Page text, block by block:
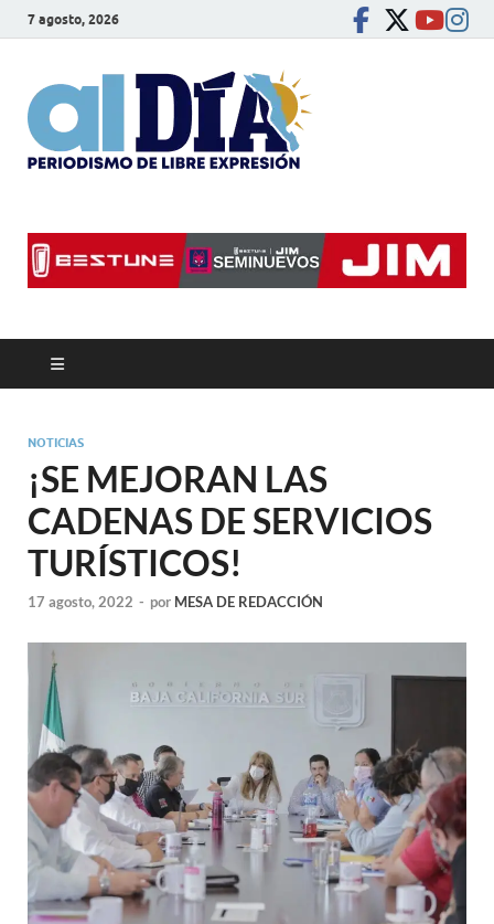
7 agosto, 2026
NOTICIAS
¡SE MEJORAN LAS
CADENAS DE SERVICIOS
TURÍSTICOS!
17 agosto, 2022 - por MESA DE REDACCIÓN